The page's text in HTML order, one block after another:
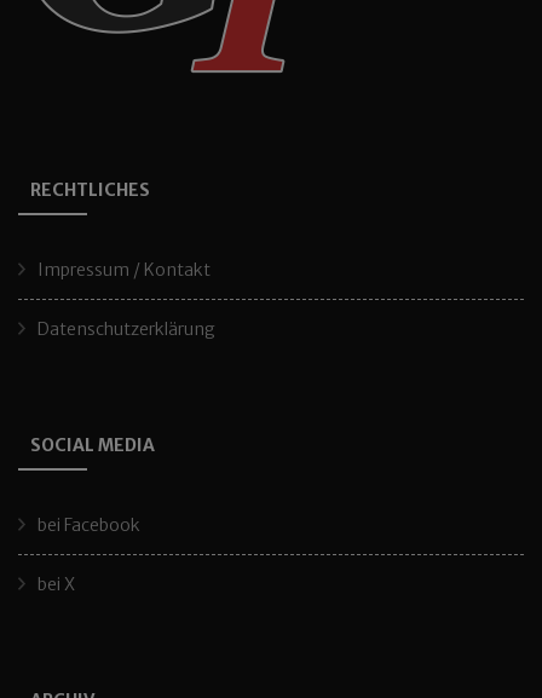
RECHTLICHES
Impressum / Kontakt
Datenschutzerklärung
SOCIAL MEDIA
bei Facebook
bei X